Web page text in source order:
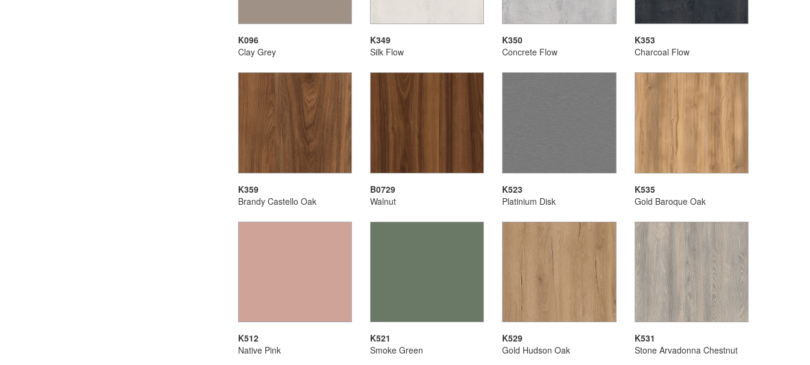
K096
Clay Grey
K349
Silk Flow
K350
Concrete Flow
K353
Charcoal Flow
K359
Brandy Castello Oak
B0729
Walnut
K523
Platinium Disk
K535
Gold Baroque Oak
K512
Native Pink
K521
Smoke Green
K529
Gold Hudson Oak
K531
Stone Arvadonna Chestnut